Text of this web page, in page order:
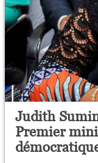
Judith
Premier